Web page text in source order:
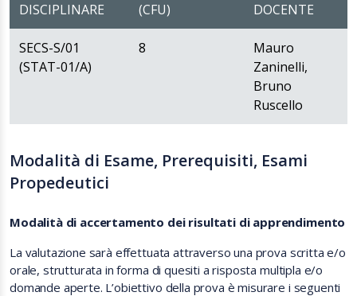
DISCIPLINARE
(CFU)
DOCENTE
SECS-S/01
(STAT-01/A)
8
Mauro
Zaninelli,
Bruno
Ruscello
Modalità di Esame, Prerequisiti, Esami
Propedeutici
Modalità di accertamento dei risultati di apprendimento
La valutazione sarà effettuata attraverso una prova scritta e/o
orale, strutturata in forma di quesiti a risposta multipla e/o
domande aperte. L’obiettivo della prova è misurare i seguenti